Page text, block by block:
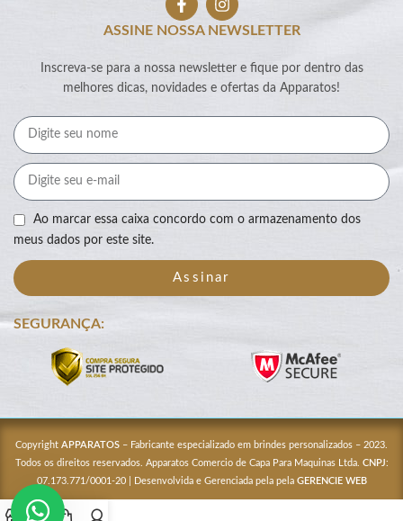
ASSINE NOSSA NEWSLETTER
Inscreva-se para a nossa newsletter e fique por dentro das
melhores dicas, novidades e ofertas da Apparatos!
Ao marcar essa caixa concordo com o armazenamento dos
meus dados por este site.
Assinar
SEGURANÇA:
Copyright APPARATOS – Fabricante especializado em brindes personalizados – 2023.
Todos os direitos reservados. Apparatos Comercio de Capa Para Maquinas Ltda. CNPJ:
07.173.771/0001-20 | Desenvolvida e Gerenciada pela pela GERENCIE WEB